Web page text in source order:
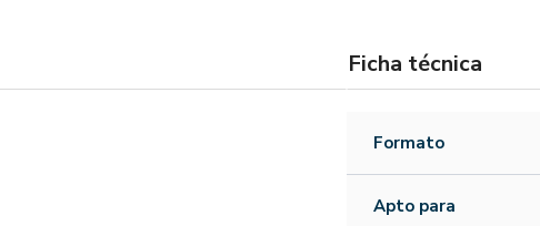
Ficha técnica
Formato
Apto para